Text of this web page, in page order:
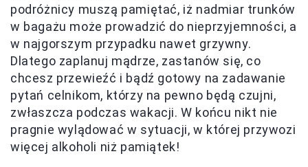
podróżnicy muszą pamiętać, iż nadmiar trunków
w bagażu może prowadzić do nieprzyjemności, a
w najgorszym przypadku nawet grzywny.
Dlatego zaplanuj mądrze, zastanów się, co
chcesz przewieźć i bądź gotowy na zadawanie
pytań celnikom, którzy na pewno będą czujni,
zwłaszcza podczas wakacji. W końcu nikt nie
pragnie wylądować w sytuacji, w której przywozi
więcej alkoholi niż pamiątek!